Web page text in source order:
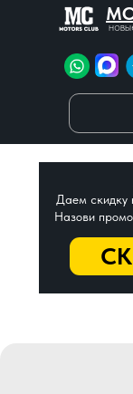
Даем скидку
Назови